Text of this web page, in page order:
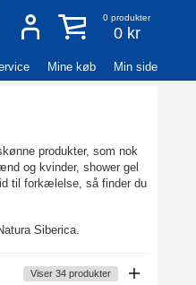
0 produkter
0 kr
Mine køb Min side
produkter, som nok
og kvinder, shower gel
til forkælelse, så finder du
Siberica.
Viser 34 produkter